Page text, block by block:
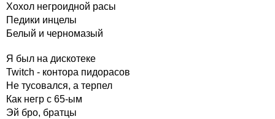
Хохол негроидной расы
Педики инцелы
Белый и черномазый
Я был на дискотеке
Twitch - контора пидорасов
Не тусовался, а терпел
Как негр с 65-ым
Эй бро, братцы